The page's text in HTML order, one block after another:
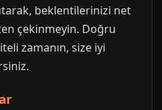
beklentilerinizi net
çekinmeyin. Doğru
zamanın, size iyi